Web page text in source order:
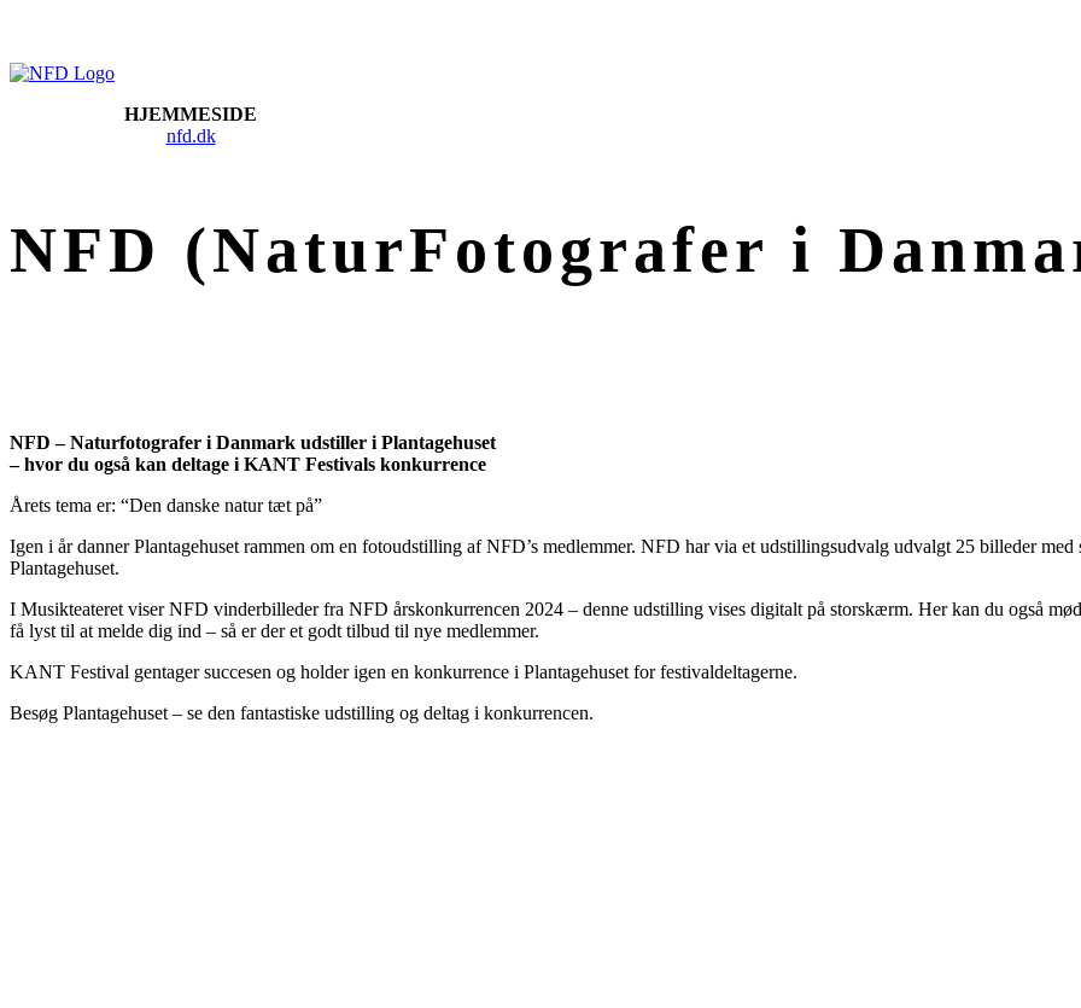
HJEMMESIDE
nfd.dk
NFD (NaturFotografer i
NFD – Naturfotografer i Danmark udstiller i Plantagehuset
– hvor du også kan deltage i KANT Festivals konkurrence
Årets tema er: “Den danske natur tæt på”
Igen i år danner Plantagehuset rammen om en fotoudstilling af NFD’s medlemmer. NFD har via et udstillingsudvalg udvalgt 25 billeder
Plantagehuset.
I Musikteateret viser NFD vinderbilleder fra NFD årskonkurrencen 2024 – denne udstilling vises digitalt på storskærm. Her kan du også
få lyst til at melde dig ind – så er der et godt tilbud til nye medlemmer.
KANT Festival gentager succesen og holder igen en konkurrence i Plantagehuset for festivaldeltagerne.
Besøg Plantagehuset – se den fantastiske udstilling og deltag i konkurrencen.